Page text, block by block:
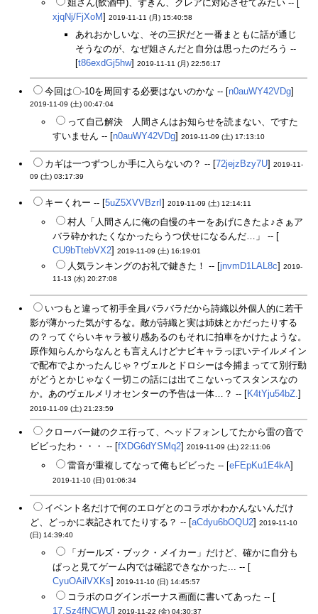
姐さん(飲酒中)、ずきん、クレアに対応させてみたい -- [
xjqNj/FjXoM] 2019-11-11 (月) 15:40:58
あれおかしいな、その三択だと一番まともに話が通じ
そうなのが、なぜ姐さんだと自分は思ったのだろう --
[t86exdGj5hw] 2019-11-11 (月) 22:56:17
今回は〇-10を周回する必要はないのかな -- [n0auWY42VDg]
2019-11-09 (土) 00:47:04
って自己解決 人間さんはお知らせを読まない、ですた
すいません -- [n0auWY42VDg] 2019-11-09 (土) 17:13:10
カギは一つずつしか手に入らないの？ -- [72jejzBzy7U] 2019-11-
09 (土) 03:17:39
キーくれー -- [5uZ5XVVBzrI ] 2019-11-09 (土) 12:14:11
村人「人間さんに俺の自慢のキーをあげにきたよ♪さぁア
バラ砕かれたくなかったらうつ伏せになるんだ…」 -- [
CU9bTtebVX2] 2019-11-09 (土) 16:19:01
人気ランキングのお礼で鍵きた！ -- [jnvmD1LAL8c] 2019-
11-13 (水) 20:27:08
いつもと違って初手全員バラバラだから詩織以外個人的に若干
影が薄かった気がするな。敵が詩織と実は姉妹とかだったりする
の？ってぐらいキャラ被り感あるのもそれに拍車をかけたような。
原作知らんからなんとも言えんけどナビキャラっぽいテイルメイン
で配布でよかったんじゃ？ヴェルとドロシーは今捕まってて別行動
がどうとかじゃなく一切この話には出てこないってスタンスなの
か。あのヴェルメリオセンターの予告は一体…？ -- [K4tYju54bZ. ]
2019-11-09 (土) 21:23:59
クローバー鍵のクエ行って、ヘッドフォンしてたから雷の音で
ビビったわ・・・ -- [fXDG6dYSMq2] 2019-11-09 (土) 22:11:06
雷音が重複してなって俺もビビった -- [eFEpKu1E4kA]
2019-11-10 (日) 01:06:34
イベント名だけで何のエロゲとのコラボかわかんないんだけ
ど、どっかに表記されてたりする？ -- [aCdyu6bOQU2] 2019-11-10
(日) 14:39:40
「ガールズ・ブック・メイカー」だけど、確かに自分も
ぱっと見てゲーム内では確認できなかった... -- [
CyuOAilVXKs] 2019-11-10 (日) 14:45:57
コラボのログインボーナス画面に書いてあった -- [
17.Sz4fNCWU] 2019-11-22 (金) 04:30:37